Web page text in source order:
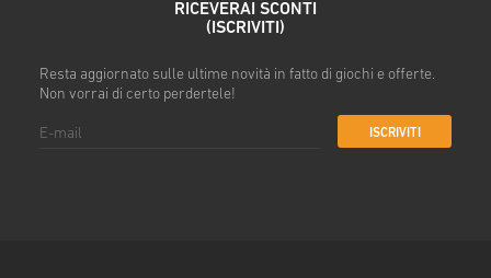
RICEVERAI SCONTI
(ISCRIVITI)
Resta aggiornato sulle ultime novità in fatto di giochi e offerte.
Non vorrai di certo perdertele!
ISCRIVITI